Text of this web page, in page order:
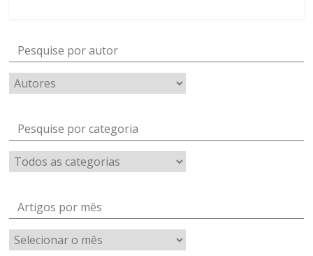
Pesquise por autor
Pesquise por categoria
Artigos por mês
Artigos
por